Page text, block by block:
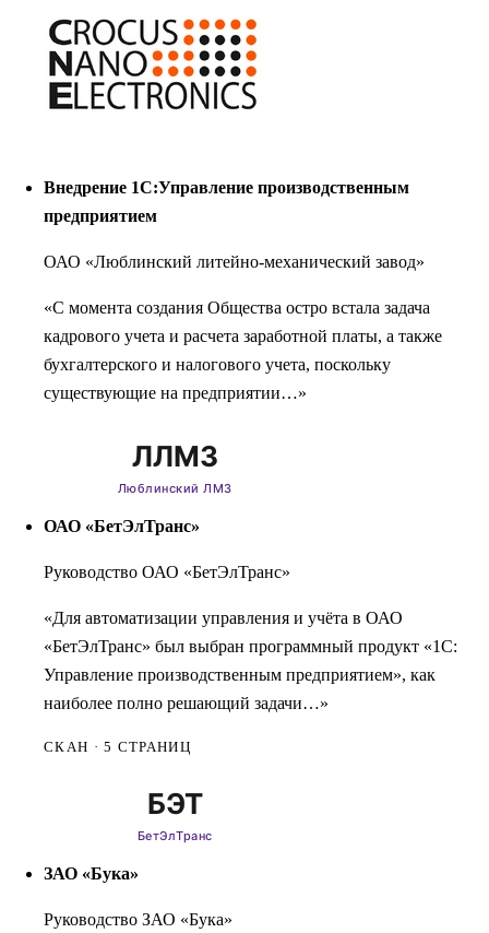
Внедрение 1С:Управление производственным
предприятием
ОАО «Люблинский литейно-механический завод»
«С момента создания Общества остро встала задача
кадрового учета и расчета заработной платы, а также
бухгалтерского и налогового учета, поскольку
существующие на предприятии…»
ОАО «БетЭлТранс»
Руководство ОАО «БетЭлТранс»
«Для автоматизации управления и учёта в ОАО
«БетЭлТранс» был выбран программный продукт «1С:
Управление производственным предприятием», как
наиболее полно решающий задачи…»
СКАН · 5 СТРАНИЦ
ЗАО «Бука»
Руководство ЗАО «Бука»